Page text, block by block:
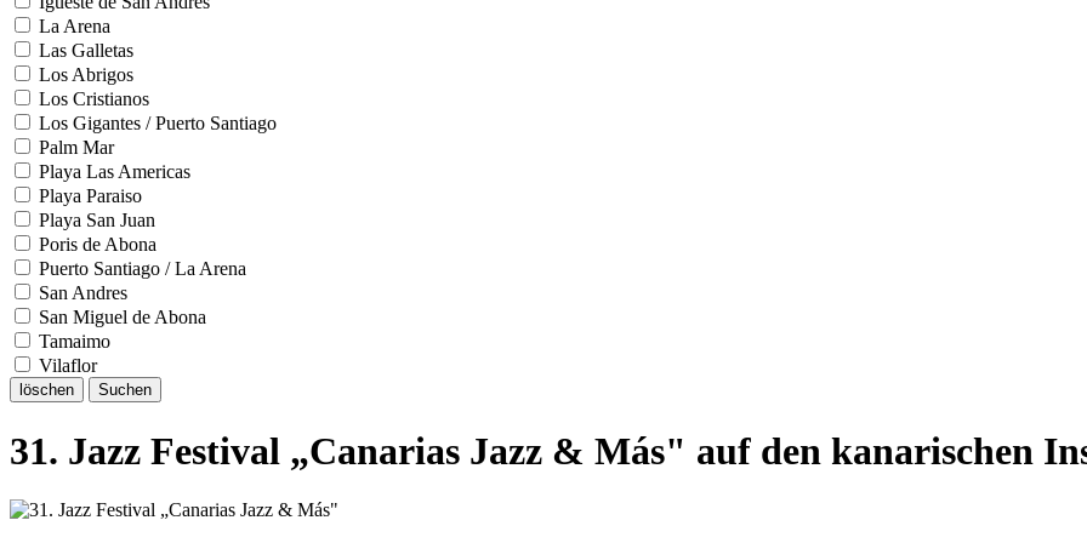
La Arena
Las Galletas
Los Abrigos
Los Cristianos
Los Gigantes / Puerto Santiago
Palm Mar
Playa Las Americas
Playa Paraiso
Playa San Juan
Poris de Abona
Puerto Santiago / La Arena
San Andres
San Miguel de Abona
Tamaimo
Vilaflor
löschen Suchen
31. Jazz Festival „Canarias Jazz & Más" auf den kanarischen